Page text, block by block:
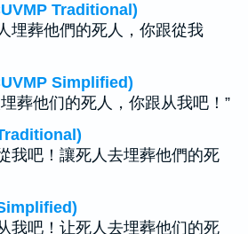
Traditional)
埋葬他們的死人，你跟從我
Simplified)
葬他们的死人，你跟从我吧！”
我吧！讓死人去埋葬他們的死
我吧！让死人去埋葬他们的死